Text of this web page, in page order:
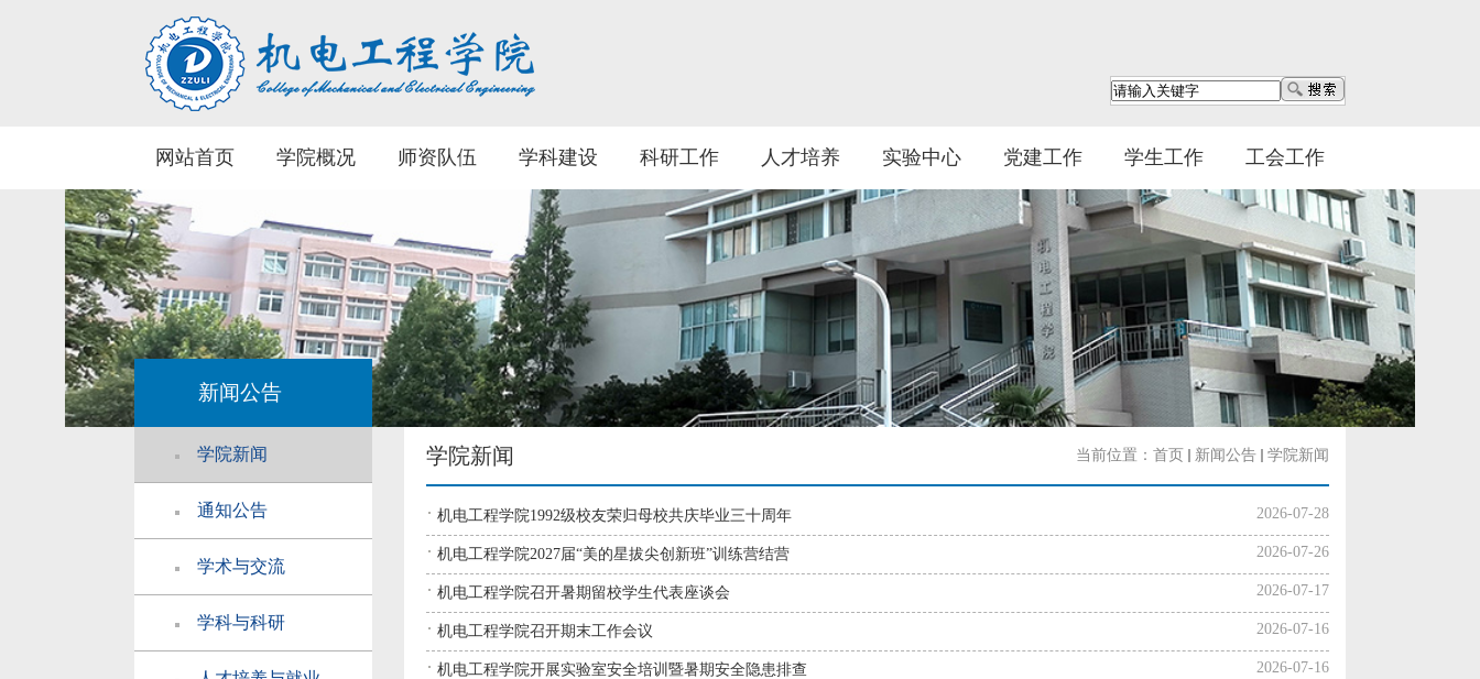
网站首页 学院概况 师资队伍 学科建设 科研工作 人才培养 实验中心 党建工作 学生工作 工会工作
新闻公告
学院新闻
通知公告
学术与交流
学科与科研
学院新闻 当前位置： 首页 新闻公告 学院新闻
机电工程学院1992级校友荣归母校共庆毕业三十周年 2026-07-28
机电工程学院2027届“美的星拔尖创新班”训练营结营 2026-07-26
机电工程学院召开暑期留校学生代表座谈会 2026-07-17
机电工程学院召开期末工作会议 2026-07-16
机电工程学院开展实验室安全培训暨暑期安全隐患排查 2026-07-16